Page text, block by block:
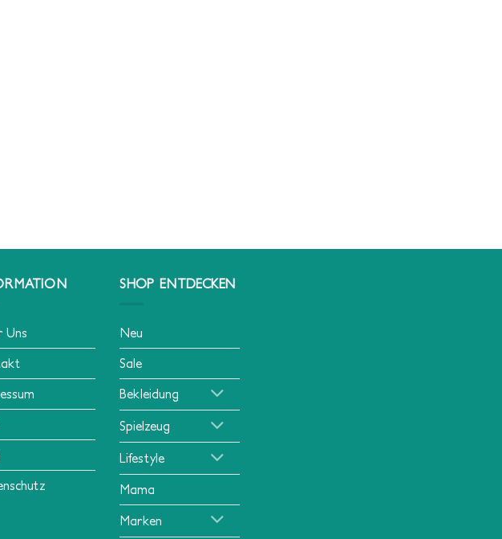
Uns
SHOP ENTDECKEN
Neu
Sale
Bekleidung
Spielzeug
Lifestyle
Mama
Marken